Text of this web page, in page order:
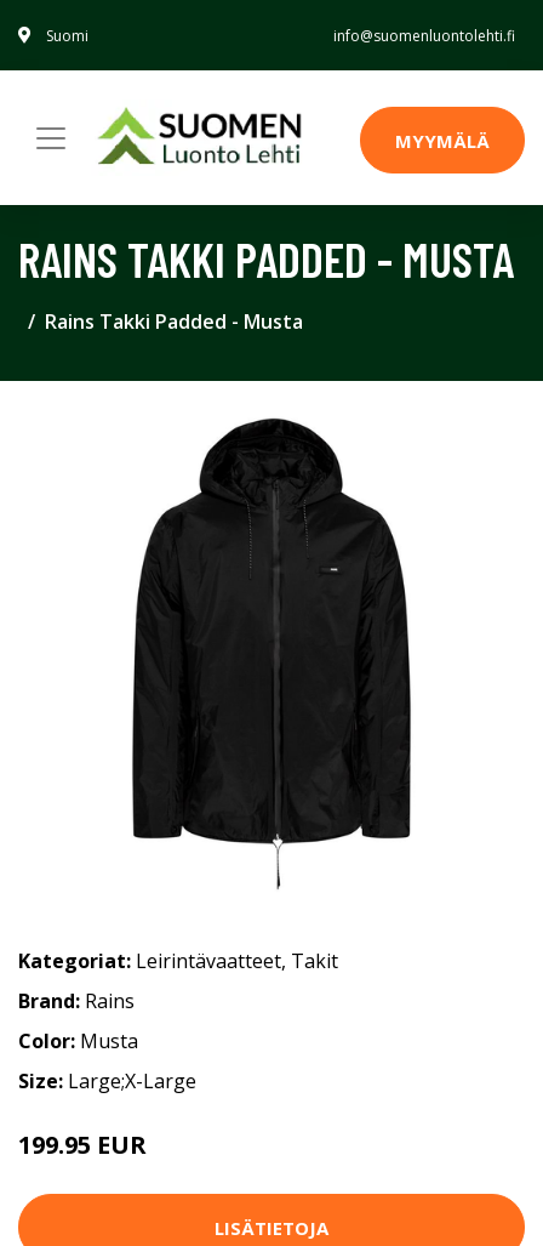
Suomi info@suomenluontolehti.fi
MYYMÄLÄ
RAINS TAKKI PADDED - MUSTA
Rains Takki Padded - Musta
Kategoriat: Leirintävaatteet, Takit
Brand: Rains
Color: Musta
Size: Large;X-Large
199.95 EUR
LISÄTIETOJA